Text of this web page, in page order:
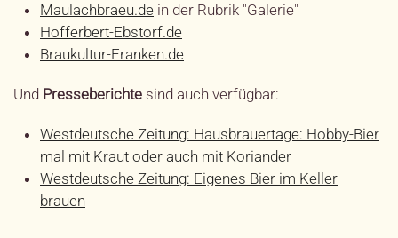
Maulachbraeu.de in der Rubrik "Galerie"
Hofferbert-Ebstorf.de
Braukultur-Franken.de
Und Presseberichte sind auch verfügbar:
Westdeutsche Zeitung: Hausbrauertage: Hobby-Bier
mal mit Kraut oder auch mit Koriander
Westdeutsche Zeitung: Eigenes Bier im Keller
brauen